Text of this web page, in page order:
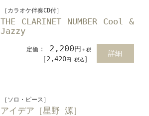
［カラオケ伴奏CD付］
THE CLARINET NUMBER Cool &
Jazzy
定価 ： 2,200円 ＋税
［2,420円 税込 ］
詳細
［ソロ・ピース］
アイデア［星野 源］